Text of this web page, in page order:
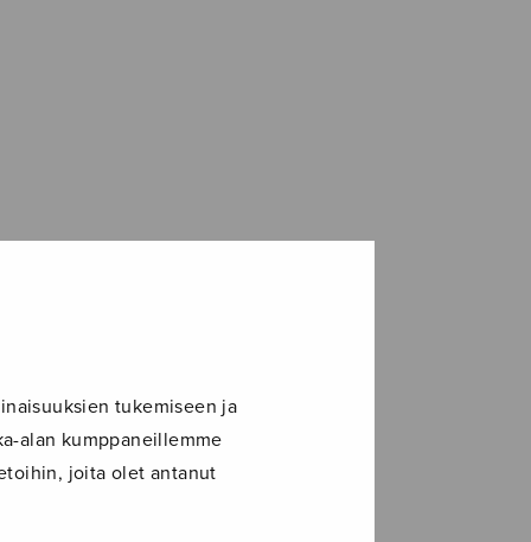
tukemiseen ja
alan kumppaneillemme
joita olet antanut